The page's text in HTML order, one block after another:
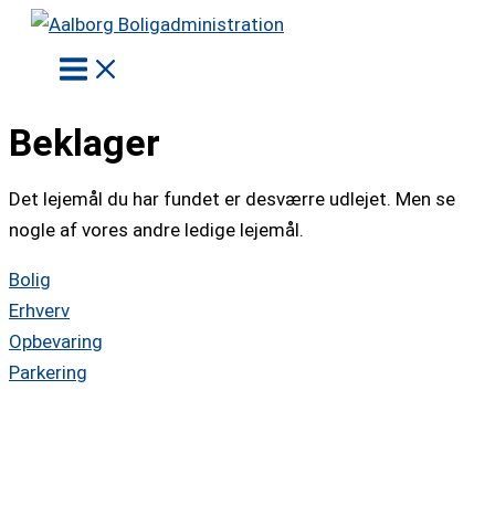
indholdet
Beklager
Det lejemål du har fundet er desværre udlejet. Men se
nogle af vores andre ledige lejemål.
Bolig
Erhverv
Opbevaring
Parkering